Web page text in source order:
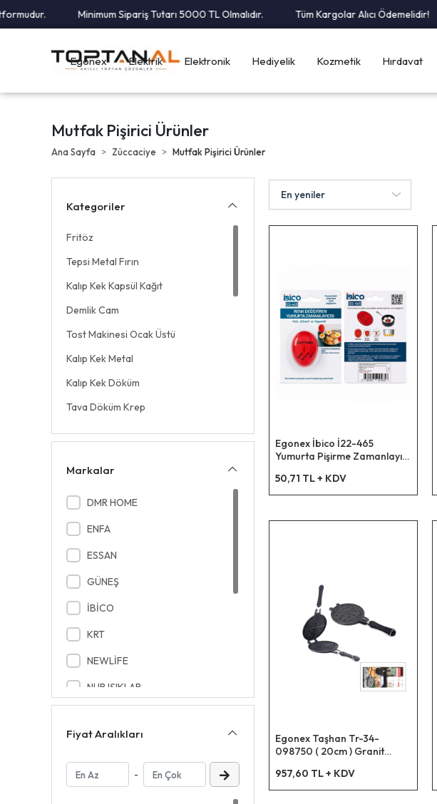
Minimum Sipariş Tutarı 5000 TL Olmalıdır. Tüm Kargolar Alıcı Ödemelidir!
Egonex Elektrik Elektronik Hediyelik Kozmetik Hırdavat
Mutfak Pişirici Ürünler
Ana Sayfa Züccaciye Mutfak Pişirici Ürünler
Kategoriler
Fritöz
Tepsi Metal Fırın
Kalıp Kek Kapsül Kağıt
Demlik Cam
Tost Makinesi Ocak Üstü
Kalıp Kek Metal
Kalıp Kek Döküm
Tava Döküm Krep
Süzgeç Haşlama
Alüminyum Omlet Set
Alüminyum Sahan
Çaydanlık Alüminyum
Tava Balık Kapaklı
Kalıp Kek Silikon
Pişirme Kağıt
Kalıp Tart Döküm
Markalar
DMR HOME
ENFA
ESSAN
GÜNEŞ
İBİCO
KRT
NEWLİFE
NUR IŞIKLAR
PABLITO HOME
QLUX
Fiyat Aralıkları
-
Egonex İbico İ22-465
Yumurta Pişirme Zamanlayıcı
(sert & Orta &
Yumuşak)*200
50,71 TL + KDV
Egonex Taşhan Tr-34-
098750 ( 20cm ) Granit
Sap )*10
957,60 TL + KDV